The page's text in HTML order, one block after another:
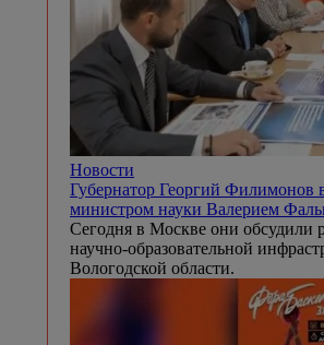
Новости
Губернатор Георгий Филимонов
министром науки Валерием
Сегодня в Москве они обсудили
научно-образовательной
Вологодской области.